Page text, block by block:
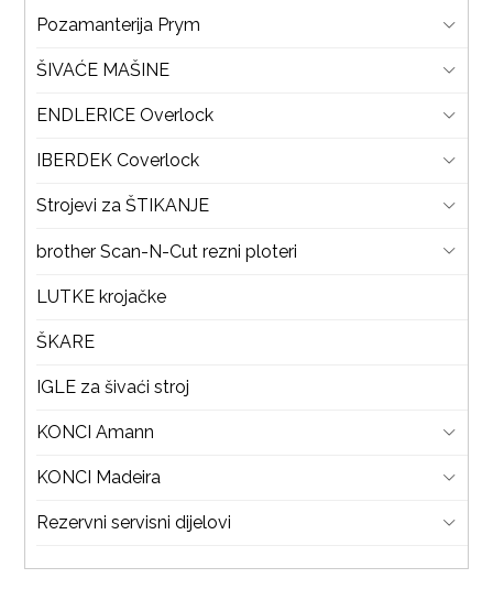
Pozamanterija Prym
ŠIVAĆE MAŠINE
ENDLERICE Overlock
IBERDEK Coverlock
Strojevi za ŠTIKANJE
brother Scan-N-Cut rezni ploteri
LUTKE krojačke
ŠKARE
IGLE za šivaći stroj
KONCI Amann
KONCI Madeira
Rezervni servisni dijelovi